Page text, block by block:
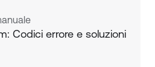
Codici errore e soluzioni